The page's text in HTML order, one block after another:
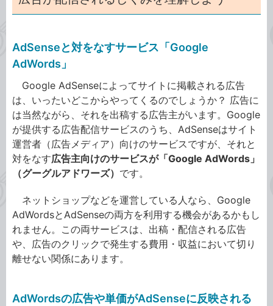
AdSenseと対をなすサービス「Google
AdWords」
Google AdSenseによってサイトに掲載される広告
は、いったいどこからやってくるのでしょうか？ 広告に
は当然ながら、それを出稿する広告主がいます。Google
が提供する広告配信サービスのうち、AdSenseはサイト
運営者（広告メディア）向けのサービスですが、それと
対をなす広告主向けのサービスが「Google AdWords」
（グーグルアドワーズ） です。
ネットショップなどを運営している人なら、Google
AdWordsとAdSenseの両方を利用する機会があるかもし
れません。この両サービスは、出稿・配信される広告
や、広告のクリックで発生する費用・収益において切り
離せない関係にあります。
AdWordsの広告や単価がAdSenseに反映される